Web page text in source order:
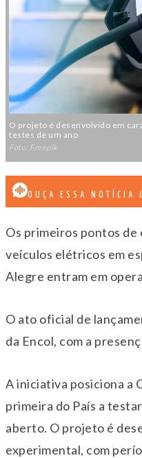
O projeto é desenvolvido em
testes de um ano
Foto: Freepik
OUÇA ESSA NOTÍCIA
Os primeiros pontos
veículos elétricos em
Alegre entram em
O ato oficial de
da Encol, com a
A iniciativa posiciona a
primeira do País a
aberto. O projeto é
experimental, com